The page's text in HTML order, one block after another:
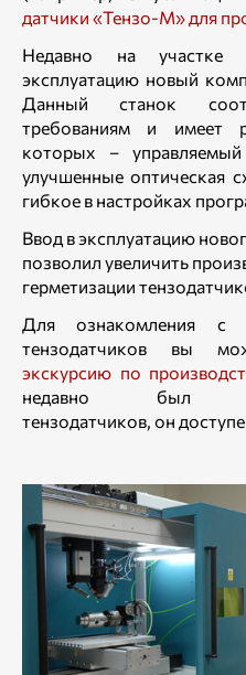
датчики «Тензо-М» для
Недавно на участке
эксплуатацию новый
Данный станок
требованиям и имеет
которых –
улучшенные оптическая
гибкое в настройках
Ввод в эксплуатацию
позволил увеличить
герметизации
Для ознакомления с
тензодатчиков вы
экскурсию по
недавно был
тензодатчиков, он